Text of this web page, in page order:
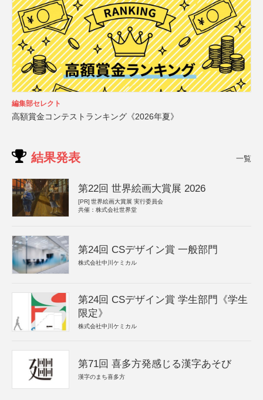
編集部セレクト
高額賞金コンテストランキング《2026年夏》
結果発表 一覧
第22回 世界絵画大賞展 2026
[PR] 世界絵画大賞展 実行委員会
共催：株式会社世界堂
第24回 CSデザイン賞 一般部門
株式会社中川ケミカル
第24回 CSデザイン賞 学生部門《学生
限定》
株式会社中川ケミカル
第71回 喜多方発感じる漢字あそび
漢字のまち喜多方